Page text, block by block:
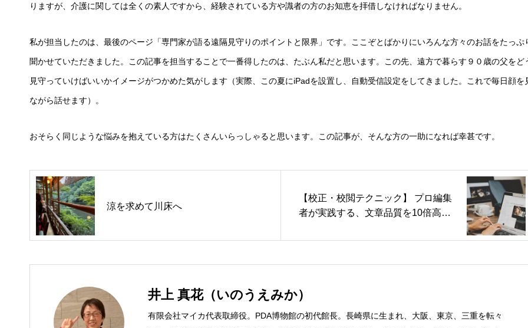
りますが、介護に関しては全くの素人ですから、経験されている方や識者の方のお知恵を拝借しなければなりません。
私が担当したのは、最後のページ「専門家が語る遠隔見守りのポイントと限界」です。ここぞとばかりにいろんな方々のお話をたっぷ
聞かせていただきました。この記事を担当することで一番得したのは、たぶん私だと思います。この先、遠方で暮らす９０歳の父をど
見守っていけばいいかイメージがつかめた気がします（実際、この夏にiPadを設置し、自動受信設定をしてきました。これで毎日顔を
ながら話せます）。
おそらく同じような悩みを抱えている方はたくさんいらっしゃると思います。この記事が、そんな方の一助になれば幸甚です。
涼を求めて川床へ
【校正・校閲テクニック】 プロ編集
者が実践する、文章品質を10倍高め
井上 真花（いのうえみか）
有限会社マイカ代表取締役。PDA博物館の初代館長。長崎県に生まれ、大阪、東京、三重を転々